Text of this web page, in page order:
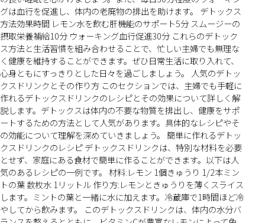
グは血行を促進し、体内の老廃物の排出を助けます。 デトックス
方法効果時間 レモン水を飲む肝機能のサポート5分 スムージーの
摂取栄養補給10分 ウォーキング血行促進30分 これらのデトック
ス方法と生活習慣を組み合わせることで、忙しい主婦でも無理な
く健康を維持することができます。ぜひ日常生活に取り入れて、
心身ともにすっきりとした日々を過ごしましょう。 人気のデトッ
クスドリンクとその作り方 このセクションでは、主婦でも手軽に
作れるデトックスドリンクのレシピとその効果について詳しく解
説します。デトックスは体内の不要な物質を排出し、健康をサポ
ートするための方法として人気があります。具体的なレシピやそ
の効能について理解を深めていきましょう。 簡単に作れるデトッ
クスドリンクのレシピ デトックスドリンクは、特別な材料を必要
とせず、家庭にある食材で簡単に作ることができます。以下は人
気のあるレシピの一例です。 材料:レモン 1個きゅうり 1/2本ミン
トの葉 数枚水 1リットル 作り方:レモンときゅうりを薄くスライス
します。ミントの葉と一緒に水に加えます。冷蔵庫で1時間ほど冷
やしてから飲みます。 このデトックスドリンクは、体内の水分バ